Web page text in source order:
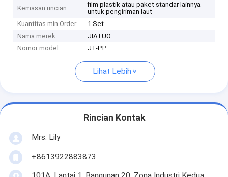
Kemasan rincian
film plastik atau paket standar lainnya
untuk pengiriman laut
Kuantitas min Order
1 Set
Nama merek
JIATUO
Nomor model
JT-PP
Lihat Lebih
Rincian Kontak
Mrs. Lily
+8613922883873